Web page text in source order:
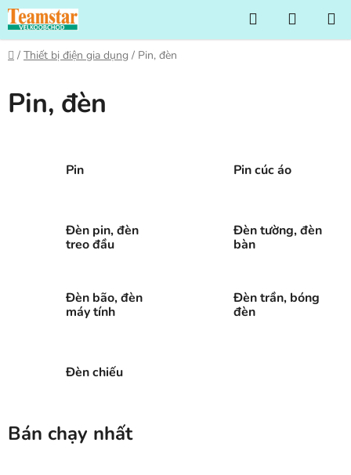
Chuyển
qua
phần
nội
kiếm HÀNG
Trang
/ Thiết bị điện gia dụng / Pin, đèn
Pin, đèn
Pin Pin cúc áo
Đèn pin, đèn
treo đầu
Đèn tường, đèn
bàn
Đèn bão, đèn
máy tính
Đèn trần, bóng
đèn
Đèn chiếu
Bán chạy nhất